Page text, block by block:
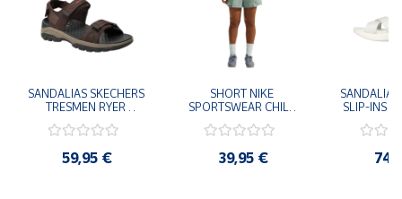
SANDALIAS SKECHERS
TRESMEN RYER
205112-CHOC
COMODAS
59,95 €
SHORT NIKE
SPORTSWEAR CHILL
006 PANTALONES
39,95 €
SANDALIAS
SLIP-INS